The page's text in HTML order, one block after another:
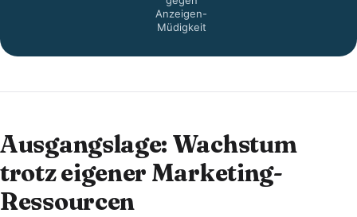
Anzeigen-
Müdigkeit
Ausgangslage: Wachstum
trotz eigener Marketing-
Ressourcen